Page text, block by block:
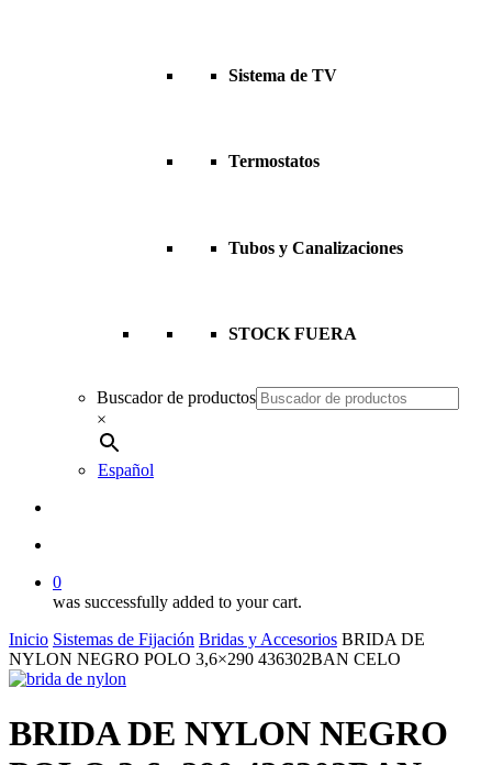
Sistema de TV
Termostatos
Tubos y Canalizaciones
STOCK FUERA
Buscador de productos
×
Español
0
was successfully added to your cart.
Inicio Sistemas de Fijación Bridas y Accesorios BRIDA DE
NYLON NEGRO POLO 3,6×290 436302BAN CELO
BRIDA DE NYLON NEGRO